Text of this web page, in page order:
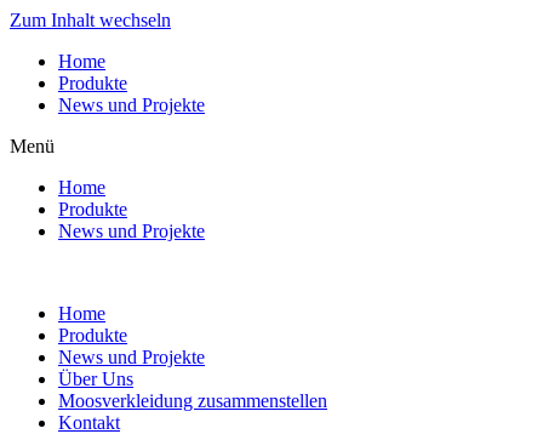
Zum Inhalt wechseln
Home
Produkte
News und Projekte
Menü
Home
Produkte
News und Projekte
Home
Produkte
News und Projekte
Über Uns
Moosverkleidung zusammenstellen
Kontakt